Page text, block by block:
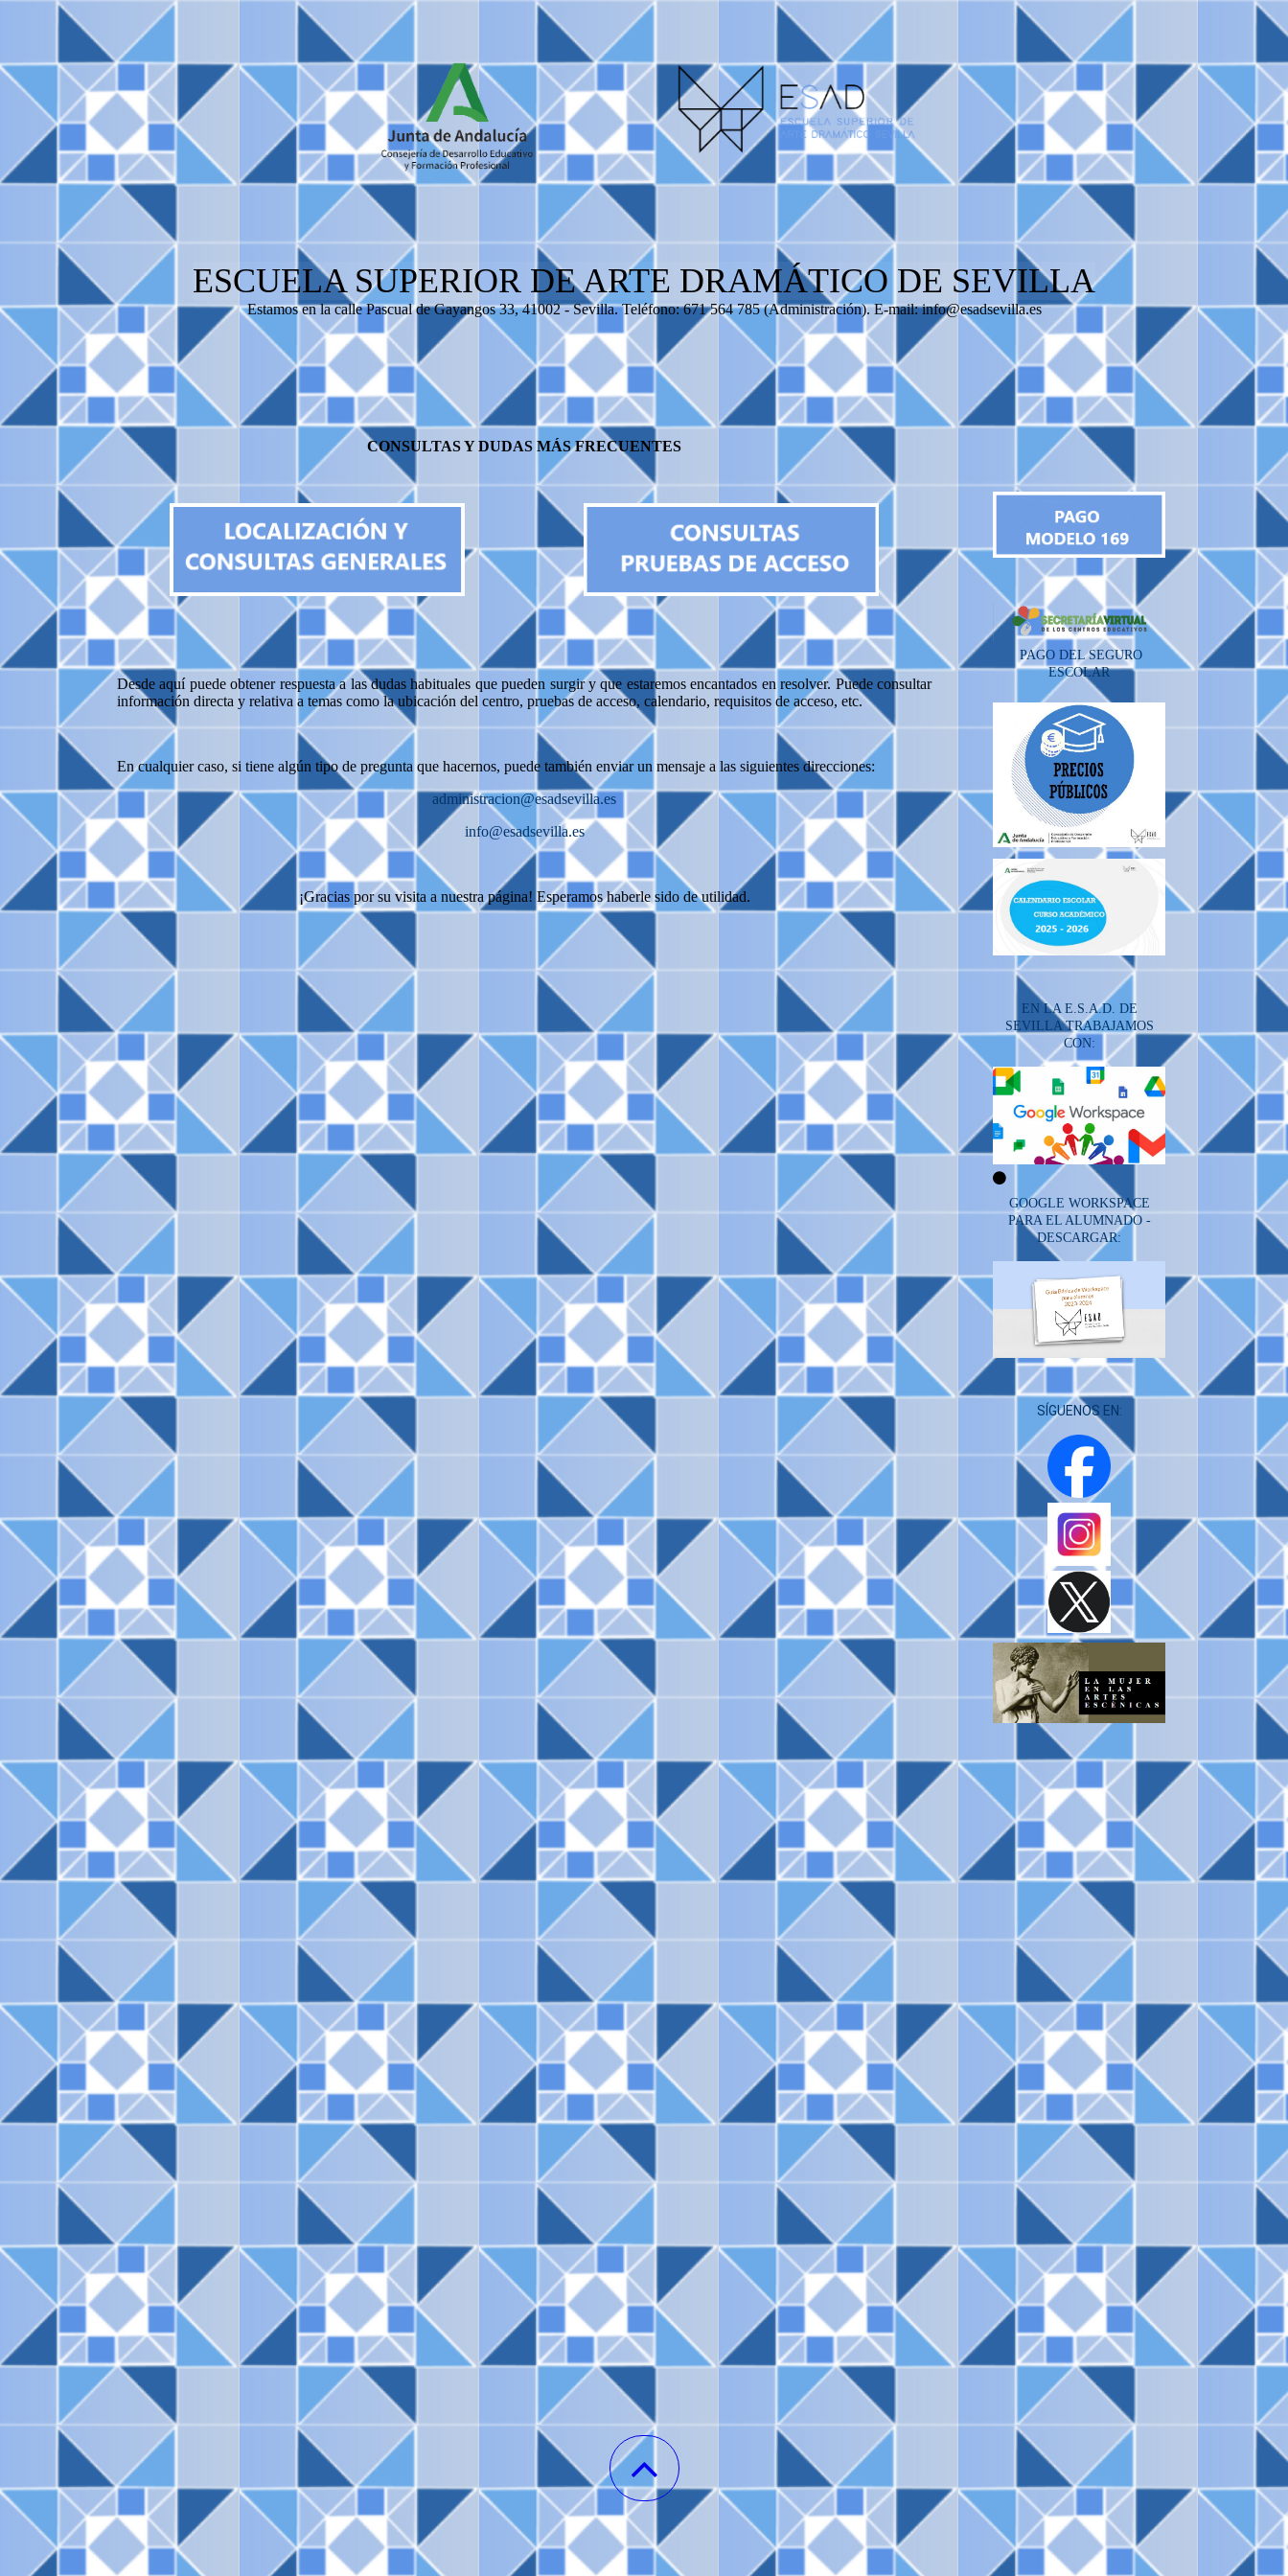
ESCUELA SUPERIOR DE ARTE DRAMÁTICO DE SEVILLA
Estamos en la calle Pascual de Gayangos 33, 41002 - Sevilla. Teléfono: 671 564 785 (Administración). E-mail: info@esadsevilla.es
CONSULTAS Y DUDAS MÁS FRECUENTES
Desde aquí puede obtener respuesta a las dudas habituales que pueden surgir y que estaremos encantados en resolver. Puede consultar
información directa y relativa a temas como la ubicación del centro, pruebas de acceso, calendario, requisitos de acceso, etc.
En cualquier caso, si tiene algún tipo de pregunta que hacernos, puede también enviar un mensaje a las siguientes direcciones:
administracion@esadsevilla.es
info@esadsevilla.es
¡Gracias por su visita a nuestra página! Esperamos haberle sido de utilidad.
PAGO DEL SEGURO
ESCOLAR
EN LA E.S.A.D. DE
SEVILLA TRABAJAMOS
CON:
GOOGLE WORKSPACE
PARA EL ALUMNADO -
DESCARGAR:
SÍGUENOS EN: